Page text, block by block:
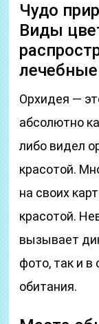
Чудо
Виды
Орхидея —
абсолютно
либо видел
красотой.
на своих
красотой.
вызывает
фото, так и в
обитания.